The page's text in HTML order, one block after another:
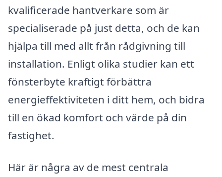
kvalificerade hantverkare som är
specialiserade på just detta, och de kan
hjälpa till med allt från rådgivning till
installation. Enligt olika studier kan ett
fönsterbyte kraftigt förbättra
energieffektiviteten i ditt hem, och bidra
till en ökad komfort och värde på din
fastighet.
Här är några av de mest centrala